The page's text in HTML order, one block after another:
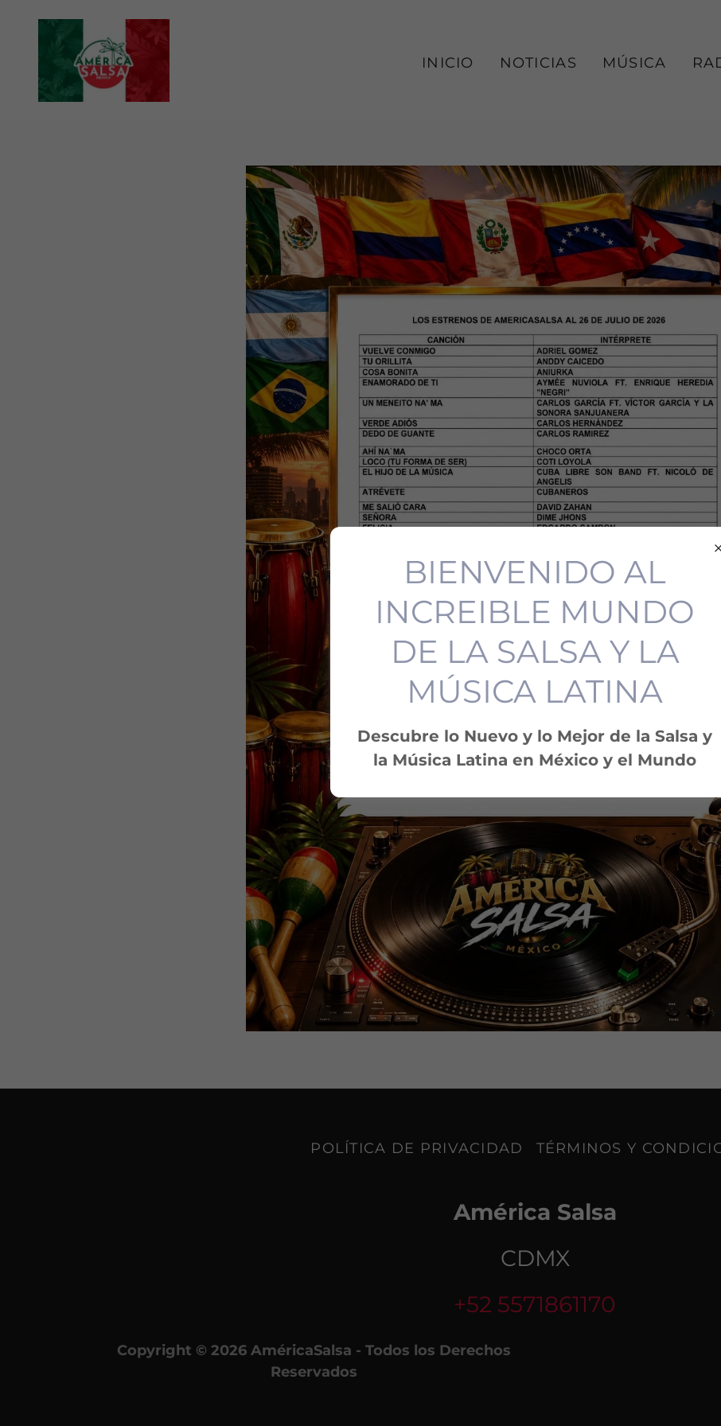
INICIO NOTICIAS MÚSICA
POLÍTICA DE PRIVACIDAD TÉRMINOS Y
América Salsa
CDMX
+52 5571861170
Copyright © 2026 AméricaSalsa - Todos los Derechos
Reservados
BIENVENIDO AL
INCREIBLE MUNDO
DE LA SALSA Y LA
MÚSICA LATINA
Descubre lo Nuevo y lo Mejor de la Salsa y
la Música Latina en México y el Mundo